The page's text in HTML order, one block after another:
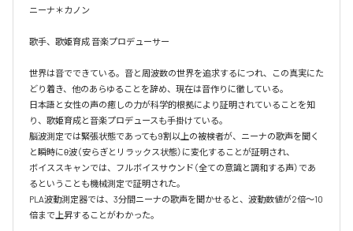
ニーナ＊カノン
歌手、歌姫育成 音楽プロデューサー
世界は音でできている。音と周波数の世界を追求するにつれ、この真実にた
どり着き、他のあらゆることを辞め、現在は音作りに徹している。
日本語と女性の声の癒しの力が科学的根拠により証明されていることを知
り、歌姫育成と音楽プロデュースも手掛けている。
脳波測定では緊張状態であっても9割以上の被検者が、ニーナの歌声を聞く
と瞬時にθ波（安らぎとリラックス状態）に変化することが証明され、
ボイススキャンでは、フルボイスサウンド（全ての意識と調和する声）であ
るということも機械測定で証明された。
PLA波動測定器では、3分間ニーナの歌声を聞かせると、波動数値が2倍～10
倍まで上昇することがわかった。